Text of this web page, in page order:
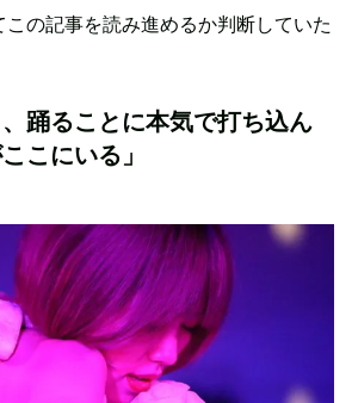
この記事を読み進めるか判断していた
、踊ることに本気で打ち込ん
こにいる」